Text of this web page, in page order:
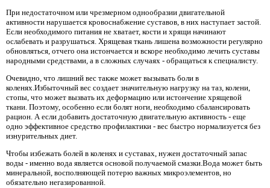
При недостаточном или чрезмерном однообразии двигательной
активности нарушается кровоснабжение суставов, в них наступает застой.
Если необходимого питания не хватает, кости и хрящи начинают
ослабевать и разрушаться. Хрящевая ткань лишена возможности регулярно
обновляться, отчего она истончается и вскоре необходимо лечить суставы
народными средствами, а в сложных случаях - обращаться к специалисту.
Очевидно, что лишний вес также может вызывать боли в
коленях.Избыточный вес создает значительную нагрузку на таз, колени,
стопы, что может вызвать их деформацию или истончение хрящевой
ткани. Поэтому, особенно если болят ноги, необходимо сбалансировать
рацион. А если добавить достаточную двигательную активность - еще
одно эффективное средство профилактики - вес быстро нормализуется без
изнурительных диет.
Чтобы избежать болей в коленях и суставах, нужен достаточный запас
воды - именно вода является основой получаемой смазки.Вода может быть
минеральной, восполняющей потерю важных микроэлементов, но
обязательно негазированной.